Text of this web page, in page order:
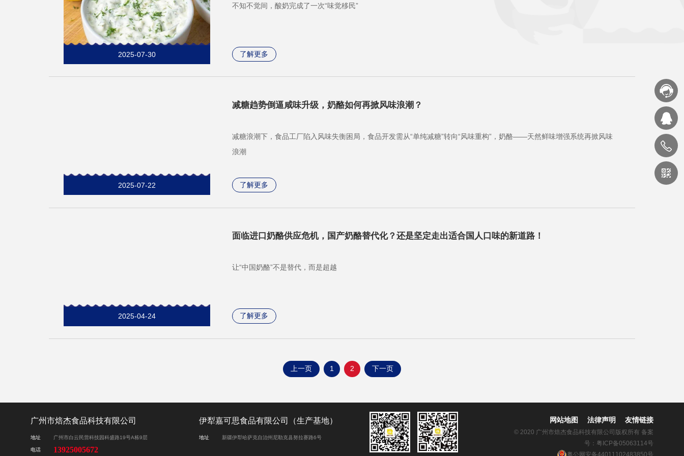
2025-07-30
不知不觉间，酸奶完成了一次“味觉移民”
了解更多
2025-07-22
减糖趋势倒逼咸味升级，奶酪如何再掀风味浪潮？
减糖浪潮下，食品工厂陷入风味失衡困局，食品开发需从“单纯减糖”转向“风味重构”，奶酪——天然鲜味增强系统再掀风味
浪潮
了解更多
2025-04-24
面临进口奶酪供应危机，国产奶酪替代化？还是坚定走出适合国人口味的新道路！
让“中国奶酪”不是替代，而是超越
了解更多
上一页 1 2 下一页
广州市焙杰食品科技有限公司
地址 广州市白云民营科技园科盛路19号A栋9层
电话 13925005672
伊犁嘉可思食品有限公司（生产基地）
地址 新疆伊犁哈萨克自治州尼勒克县努拉赛路6号
网站地图 法律声明 友情链接
© 2020 广州市焙杰食品科技有限公司版权所有 备案
号： 粤ICP备05063114号
粤公网安备44011102483850号